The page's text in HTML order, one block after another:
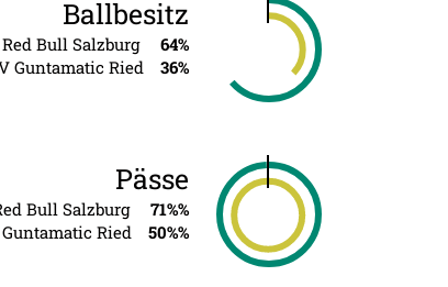
Ballbesitz
Red Bull Salzburg
64%
Guntamatic Ried
36%
Pässe
Bull Salzburg
71%%
Ried
50%%